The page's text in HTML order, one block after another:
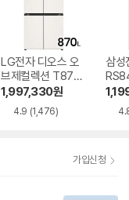
LG전자 디오스 오
브제컬렉션 T873
MEE111
1,997,330원
4.9 (1,476)
삼성
가입신청